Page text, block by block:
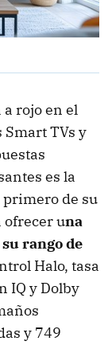
a rojo en el
TVs y
es la
primero de su
ofrecer una
rango de
Halo, tasa
IQ y Dolby
y 749